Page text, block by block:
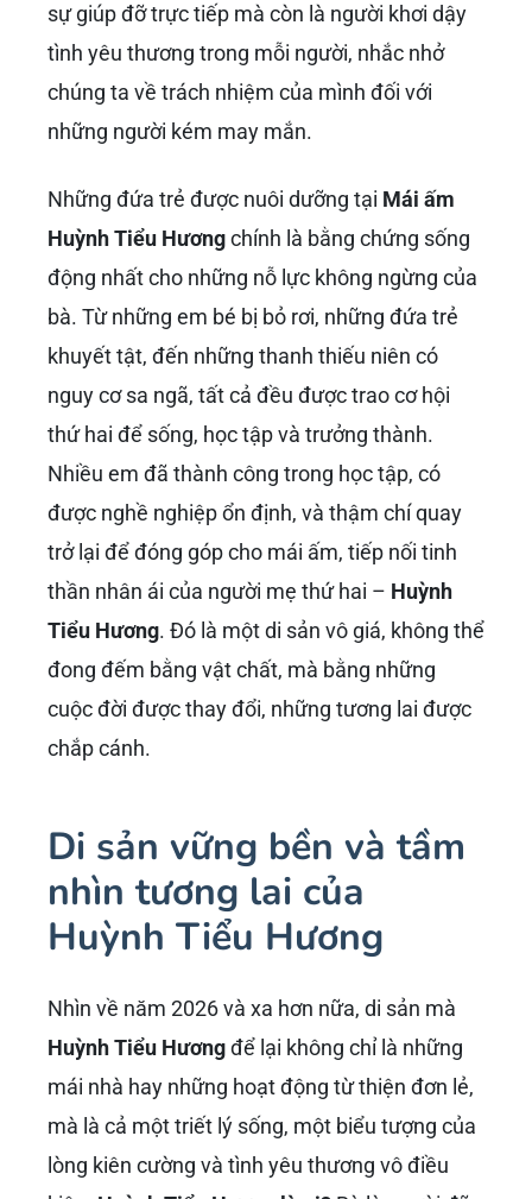
sự giúp đỡ trực tiếp mà còn là người khơi dậy
tình yêu thương trong mỗi người, nhắc nhở
chúng ta về trách nhiệm của mình đối với
những người kém may mắn.
Những đứa trẻ được nuôi dưỡng tại Mái ấm
Huỳnh Tiểu Hươngchính là bằng chứng sống
động nhất cho những nỗ lực không ngừng của
bà. Từ những em bé bị bỏ rơi, những đứa trẻ
khuyết tật, đến những thanh thiếu niên có
nguy cơ sa ngã, tất cả đều được trao cơ hội
thứ hai để sống, học tập và trưởng thành.
Nhiều em đã thành công trong học tập, có
được nghề nghiệp ổn định, và thậm chí quay
trở lại để đóng góp cho mái ấm, tiếp nối tinh
thần nhân ái của người mẹ thứ hai – Huỳnh
Tiểu Hương. Đó là một di sản vô giá, không thể
đong đếm bằng vật chất, mà bằng những
cuộc đời được thay đổi, những tương lai được
chắp cánh.
Di sản vững bền và tầm
nhìn tương lai của
Huỳnh Tiểu Hương
Nhìn về năm 2026 và xa hơn nữa, di sản mà
Huỳnh Tiểu Hươngđể lại không chỉ là những
mái nhà hay những hoạt động từ thiện đơn lẻ,
mà là cả một triết lý sống, một biểu tượng của
lòng kiên cường và tình yêu thương vô điều